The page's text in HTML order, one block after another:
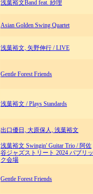
浅葉裕文Band feat. 紗理
Asian Golden Swing Quartet
浅葉裕文, 矢野伸行 /LIVE
Gentle Forest Friends
浅葉裕文 /Plays Standards
出口優日, 大原保人, 浅葉裕文
浅葉裕文 Swingin' Guitar Trio / 阿佐
谷ジャズストリート 2024 パブリッ
ク会場
Gentle Forest Friends